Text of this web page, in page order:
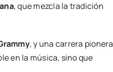
, que mezcla la tradición
, y una carrera pionera
en la música, sino que